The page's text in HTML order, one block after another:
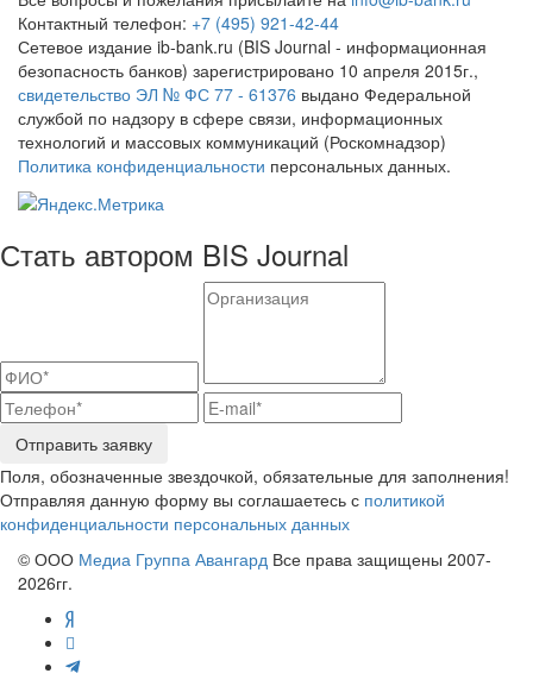
Контактный телефон: +7 (495) 921-42-44
Сетевое издание ib-bank.ru (BIS Journal - информационная
безопасность банков) зарегистрировано 10 апреля 2015г.,
свидетельство ЭЛ № ФС 77 - 61376 выдано Федеральной
службой по надзору в сфере связи, информационных
технологий и массовых коммуникаций (Роскомнадзор)
Политика конфиденциальности персональных данных.
Стать автором BIS Journal
Отправить заявку
Поля, обозначенные звездочкой, обязательные для заполнения!
Отправляя данную форму вы соглашаетесь с политикой
конфиденциальности персональных данных
© ООО Медиа Группа Авангард Все права защищены 2007-
2026гг.